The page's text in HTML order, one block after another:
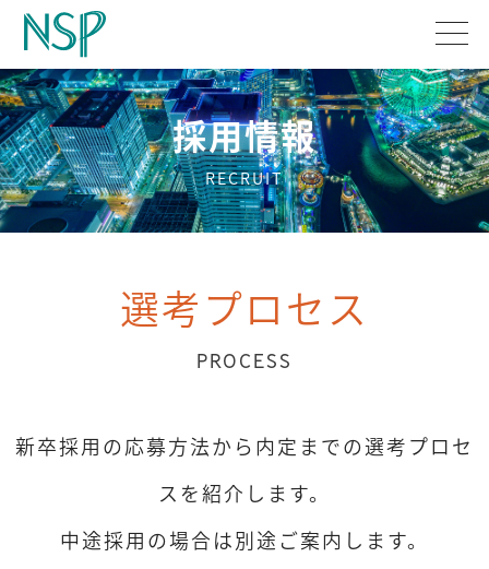
採用情報
RECRUIT
選考プロセス
PROCESS
新卒採用の応募方法から内定までの選考プロセ
スを紹介します。
中途採用の場合は別途ご案内します。